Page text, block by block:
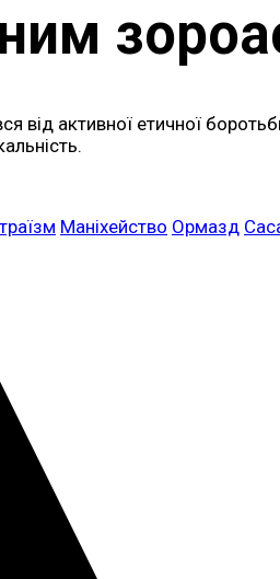
від активної етичної
Маніхейство Ормазд